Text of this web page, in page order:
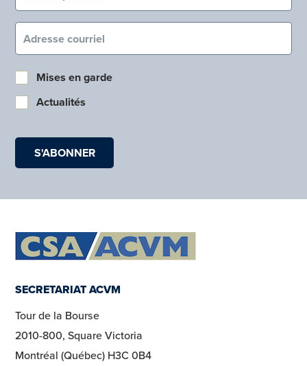
Courriel (obligatoire)
Mises en garde
Actualités
SECRETARIAT ACVM
Tour de la Bourse
2010-800, Square Victoria
Montréal (Québec) H3C 0B4